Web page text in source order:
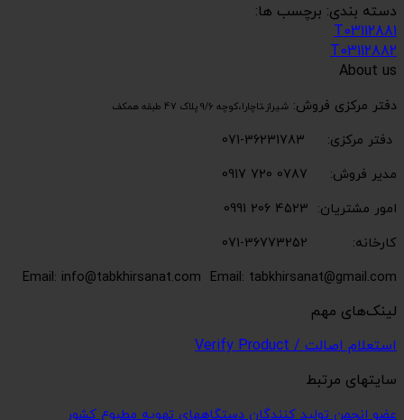
دسته بندی: برچسب ها:
T03112881
T03112882
About us
دفتر مرکزی فروش: شیراز،تاچارا،کوچه 9/6 پلاک 47 طبقه همکف
دفتر مرکزی: 36231783-071
مدیر فروش: 0787 720 0917
امور مشتریان: 4523 206 0991
کارخانه: 36773252-071
Email: info@tabkhirsanat.com Email: tabkhirsanat@gmail.com
لینک‌های مهم
استعلام اصالت / Verify Product
سایتهای مرتبط
عضو انجمن تولید کنندگان دستگاههای تهویه مطبوع کشور